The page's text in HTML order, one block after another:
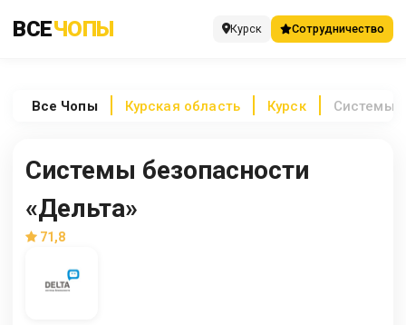
ВСЕЧОПЫ Курск Сотрудничество
Все Чопы Курская область Курск Системы
Системы безопасности
«Дельта»
71,8